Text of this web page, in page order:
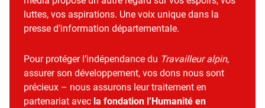
luttes, vos aspirations. Une voix unique dans la
presse d’information départementale.
Pour protéger l’indépendance du Travailleur alpin,
assurer son développement, vos dons nous sont
précieux – nous assurons leur traitement en
partenariat avec la fondation l’Humanité en